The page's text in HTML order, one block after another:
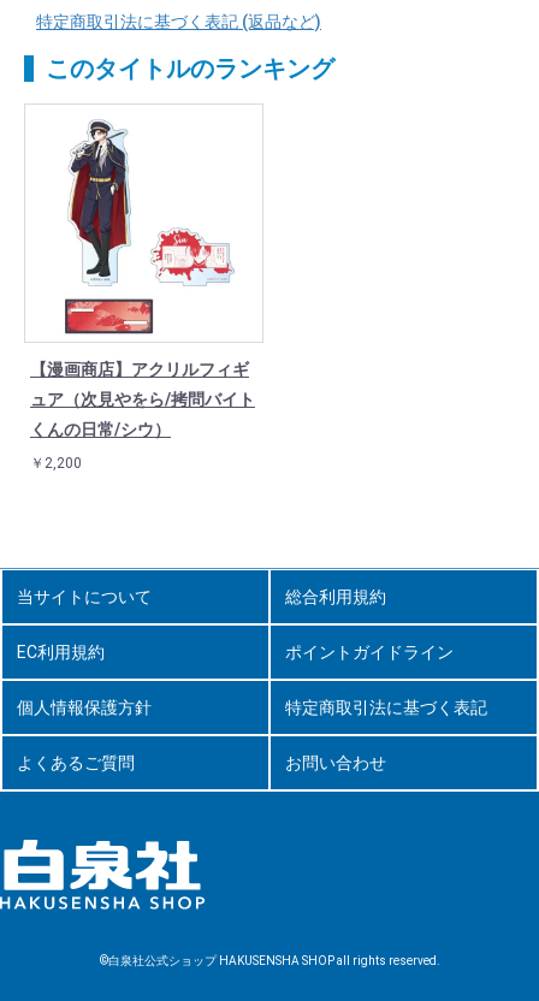
特定商取引法に基づく表記 (返品など)
このタイトルのランキング
【漫画商店】アクリルフィギ
ュア（次見やをら/拷問バイト
くんの日常/シウ）
￥2,200
当サイトについて 総合利用規約
EC利用規約 ポイントガイドライン
個人情報保護方針 特定商取引法に基づく表記
よくあるご質問 お問い合わせ
©白泉社公式ショップ HAKUSENSHA SHOP all rights reserved.